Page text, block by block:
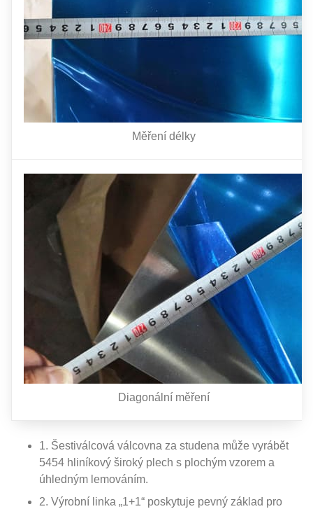
Měření délky
Diagonální měření
1. Šestiválcová válcovna za studena může vyrábět
5454 hliníkový široký plech s plochým vzorem a
úhledným lemováním.
2. Výrobní linka „1+1“ poskytuje pevný základ pro